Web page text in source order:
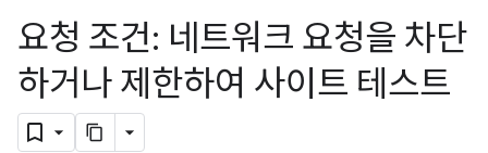
요청 조건: 네트워크 요청을 차단
하거나 제한하여 사이트 테스트